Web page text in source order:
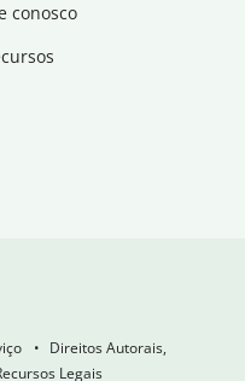
conosco
Direitos Autorais,
Legais